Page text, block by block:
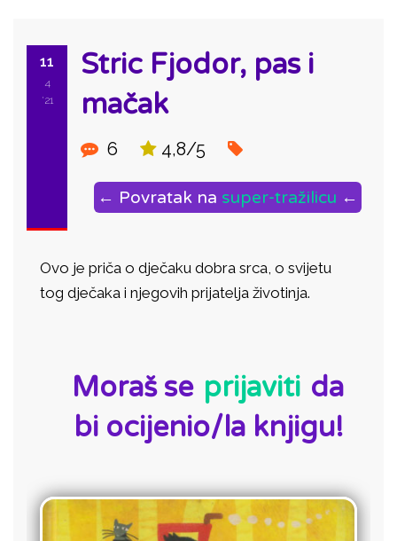
11
4
'21
Stric Fjodor, pas i
mačak
6 4,8/5
← Povratak na super-tražilicu ←
Ovo je priča o dječaku dobra srca, o svijetu
tog dječaka i njegovih prijatelja životinja.
Moraš se prijaviti da
bi ocijenio/la knjigu!